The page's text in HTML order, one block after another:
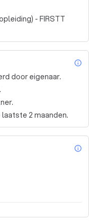
- FIRSTT
door eigenaar.
2 maanden.